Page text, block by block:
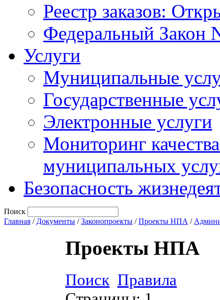
Реестр заказов:
Федеральный Закон
Услуги
Муниципальные
Государственные
Электронные услуги
Мониторинг
муниципальных
Безопасность
Поиск
Главная / Документы /Законопроекты /Проекты НПА /
Проекты НПА
Поиск Правила